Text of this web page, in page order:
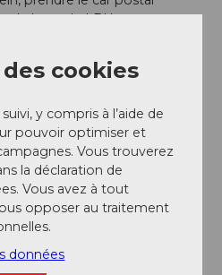
de base du LBH
connexion directe en
/ Liens
cookies
y compris à l’aide de
pouvoir optimiser et
Vous trouverez
la déclaration de
Vous avez à tout
opposer au traitement
données